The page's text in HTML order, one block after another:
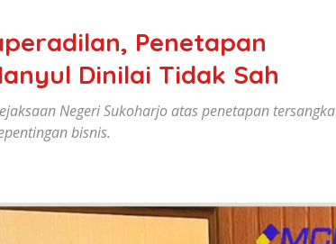
Penetapan
Dinilai Tidak Sah
Negeri Sukoharjo atas penetapan tersangka
bisnis.